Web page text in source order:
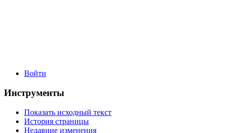
Войти
Инструменты
Показать исходный текст
История страницы
Недавние изменения